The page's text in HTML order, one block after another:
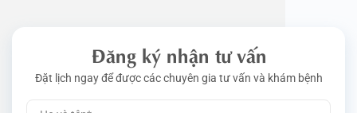
Đăng ký nhận tư vấn
Đặt lịch ngay để được các chuyên gia tư vấn và khám bệnh